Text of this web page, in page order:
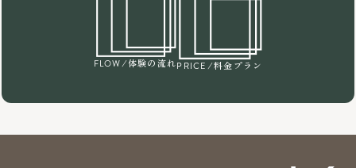
FLOW /体験の流れPRICE /料金プラン